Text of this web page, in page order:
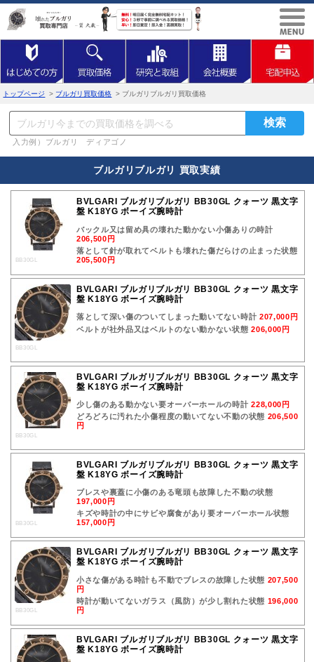
トップページ > ブルガリ買取価格 > ブルガリブルガリ買取価格
入力例）ブルガリ ディアゴノ
ブルガリブルガリ 買取実績
BB30GL
BVLGARI ブルガリブルガリ BB30GL クォーツ 黒文字
盤 K18YG ボーイズ腕時計
バックル又は留め具の壊れた動かない小傷ありの時計
206,500円
落として針が取れてベルトも壊れた傷だらけの止まった状態
205,500円
BB30GL
BVLGARI ブルガリブルガリ BB30GL クォーツ 黒文字
盤 K18YG ボーイズ腕時計
落として深い傷のついてしまった動いてない時計 207,000円
ベルトが社外品又はベルトのない動かない状態206,000円
BB30GL
BVLGARI ブルガリブルガリ BB30GL クォーツ 黒文字
盤 K18YG ボーイズ腕時計
少し傷のある動かない要オーバーホールの時計228,000円
どろどろに汚れた小傷程度の動いてない不動の状態 206,500
円
BB30GL
BVLGARI ブルガリブルガリ BB30GL クォーツ 黒文字
盤 K18YG ボーイズ腕時計
ブレスや裏蓋に小傷のある竜頭も故障した不動の状態
197,000円
キズや時計の中にサビや腐食があり要オーバーホール状態
157,000円
BB30GL
BVLGARI ブルガリブルガリ BB30GL クォーツ 黒文字
盤 K18YG ボーイズ腕時計
小さな傷がある時計も不動でブレスの故障した状態 207,500
円
時計が動いてないガラス（風防）が少し割れた状態 196,000
円
BVLGARI ブルガリブルガリ BB30GL クォーツ 黒文字
盤 K18YG ボーイズ腕時計